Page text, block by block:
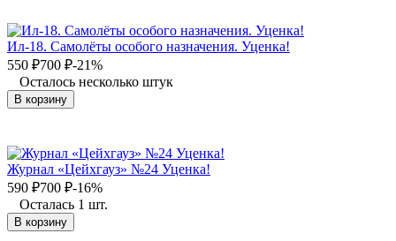
Ил-18. Самолёты особого назначения. Уценка!
550 ₽700 ₽-21%
Осталось несколько штук
В корзину
Журнал «Цейхгауз» №24 Уценка!
590 ₽700 ₽-16%
Осталась 1 шт.
В корзину